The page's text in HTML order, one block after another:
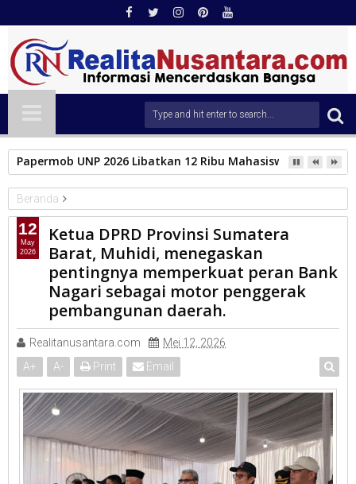
Papermob UNP 2026 Libatkan 12 Ribu Mahasiswa Baru,
Beranda
PARLEMEN
Ketua DPRD Provinsi Sumatera Barat, Muhidi, menegaskan
pentingnya memperkuat peran Bank Nagari sebagai motor
penggerak pembangunan daerah.
Ketua DPRD Provinsi Sumatera
Barat, Muhidi, menegaskan
pentingnya memperkuat peran Bank
Nagari sebagai motor penggerak
pembangunan daerah.
Realitanusantara.com
Mei 12, 2026
A+ A- Print Email
12
May
2026